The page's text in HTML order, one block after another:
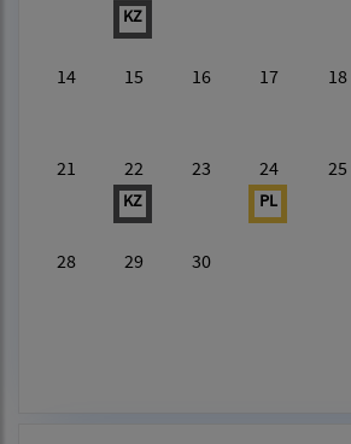
KZ
14 15 16 17 18
21 22
KZ
23 24
PL
25
28 29 30